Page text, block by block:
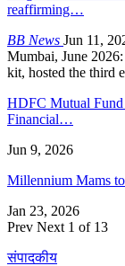
reaffirming…
BB News Jun 11,
Mumbai, June
kit, hosted the third
HDFC Mutual Fund
Financial…
Jun 9, 2026
Millennium Mams
Jan 23, 2026
Prev Next 1 of 13
संपादकीय